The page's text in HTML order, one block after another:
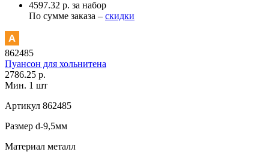
4597.32 р. за набор
По сумме заказа – скидки
862485
Пуансон для хольнитена
2786.25 р.
Мин. 1 шт
Артикул 862485
Размер d-9,5мм
Материал металл